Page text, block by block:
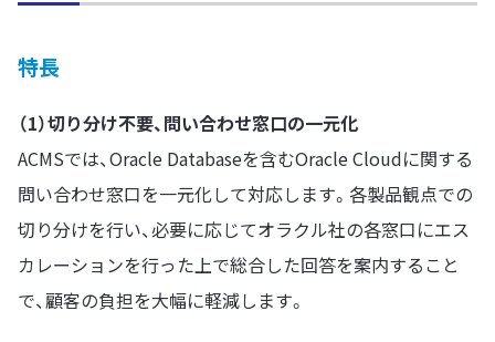
特長
（1）切り分け不要、問い合わせ窓口の一元化
ACMSでは、Oracle Databaseを含むOracle Cloudに関する
問い合わせ窓口を一元化して対応します。各製品観点での
切り分けを行い、必要に応じてオラクル社の各窓口にエス
カレーションを行った上で総合した回答を案内すること
で、顧客の負担を大幅に軽減します。